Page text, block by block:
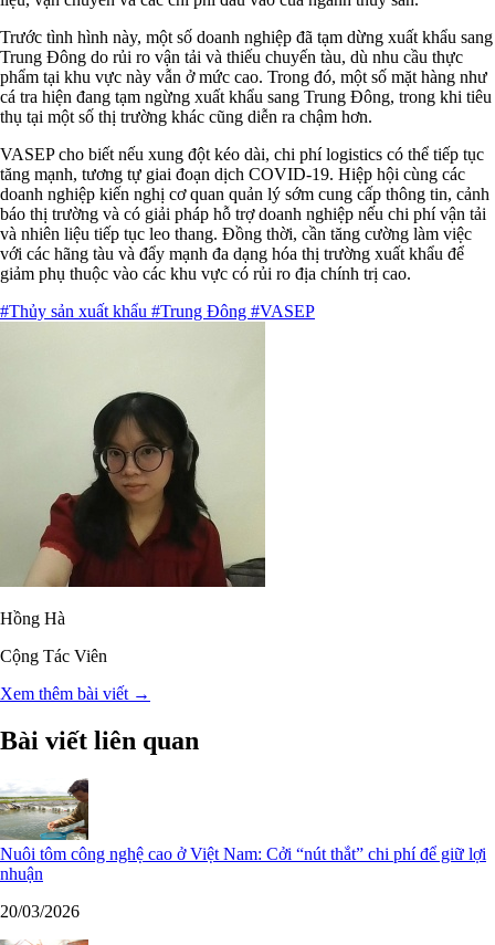
Trước tình hình này, một số doanh nghiệp đã tạm dừng xuất khẩu sang
Trung Đông do rủi ro vận tải và thiếu chuyến tàu, dù nhu cầu thực
phẩm tại khu vực này vẫn ở mức cao. Trong đó, một số mặt hàng như
cá tra hiện đang tạm ngừng xuất khẩu sang Trung Đông, trong khi tiêu
thụ tại một số thị trường khác cũng diễn ra chậm hơn.
VASEP cho biết nếu xung đột kéo dài, chi phí logistics có thể tiếp tục
tăng mạnh, tương tự giai đoạn dịch COVID-19. Hiệp hội cùng các
doanh nghiệp kiến nghị cơ quan quản lý sớm cung cấp thông tin, cảnh
báo thị trường và có giải pháp hỗ trợ doanh nghiệp nếu chi phí vận tải
và nhiên liệu tiếp tục leo thang. Đồng thời, cần tăng cường làm việc
với các hãng tàu và đẩy mạnh đa dạng hóa thị trường xuất khẩu để
giảm phụ thuộc vào các khu vực có rủi ro địa chính trị cao.
#Thủy sản xuất khẩu #Trung Đông #VASEP
Hồng Hà
Cộng Tác Viên
Xem thêm bài viết →
Bài viết liên quan
Nuôi tôm công nghệ cao ở Việt Nam: Cởi “nút thắt” chi phí để giữ lợi
nhuận
20/03/2026